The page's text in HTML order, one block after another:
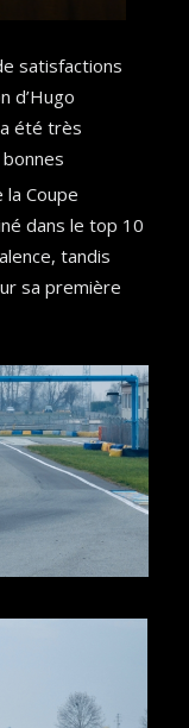
satisfactions
d’Hugo
été très
la Coupe
dans le top 10
tandis
sa première